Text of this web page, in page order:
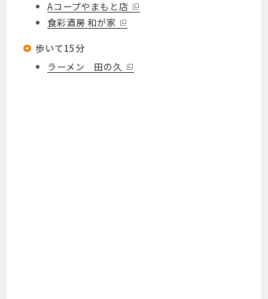
Aコープやまもと店
食彩酒房 和が家
歩いて15分
ラーメン 田の久